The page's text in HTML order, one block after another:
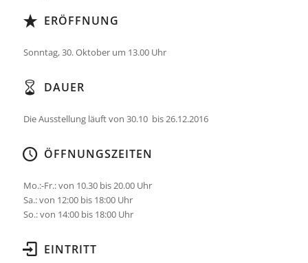
ERÖFFNUNG
Sonntag, 30. Oktober um 13.00 Uhr
DAUER
Die Ausstellung läuft von 30.10 bis 26.12.2016
ÖFFNUNGSZEITEN
Mo.:-Fr.: von 10.30 bis 20.00 Uhr
Sa.: von 12:00 bis 18:00 Uhr
So.: von 14:00 bis 18:00 Uhr
EINTRITT